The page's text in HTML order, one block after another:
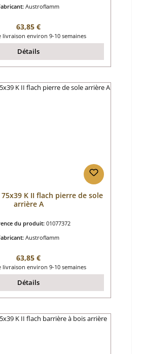
Austroflamm
Prix régulier :
63,85 €
livraison environ 9-10 semaines
Détails
K II flach pierre de sole
arrière A
du produit: 01077372
Austroflamm
Prix régulier :
63,85 €
livraison environ 9-10 semaines
Détails